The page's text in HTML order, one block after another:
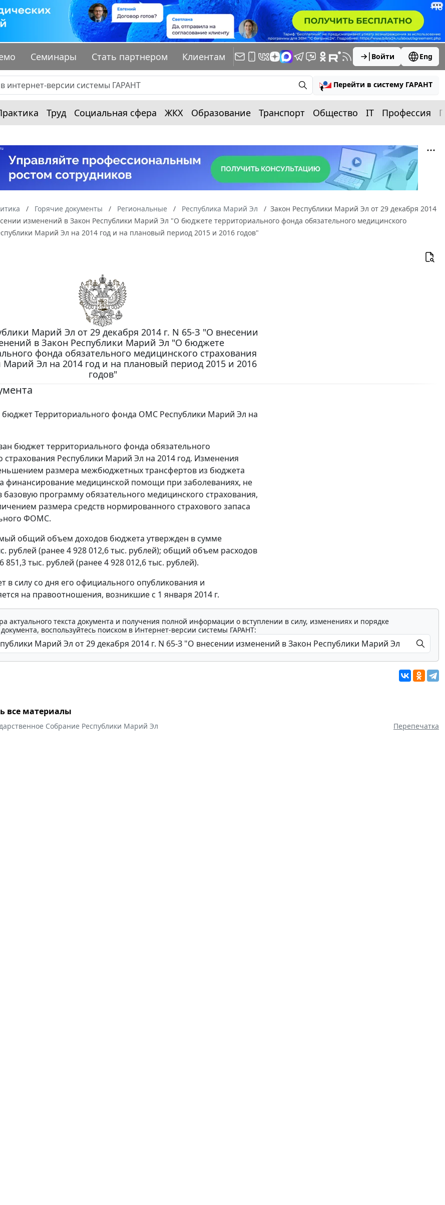
Семинары Стать партнером Клиентам Войти Eng
Перейти в систему ГАРАНТ
Труд Социальная сфера ЖКХ Образование Транспорт Общество IT Профессия
Горячие документы Региональные Республика Марий Эл
Закон Республики Марий Эл от 29 декабря 2014
изменений в Закон Республики Марий Эл "О бюджете территориального фонда обязательного медицинского
Марий Эл на 2014 год и на плановый период 2015 и 2016 годов"
Марий Эл от 29 декабря 2014 г. N 65-З "О внесении
в Закон Республики Марий Эл "О бюджете
фонда обязательного медицинского страхования
Марий Эл на 2014 год и на плановый период 2015 и 2016
годов"
Территориального фонда ОМС Республики Марий Эл на
бюджет территориального фонда обязательного
страхования Республики Марий Эл на 2014 год. Изменения
размера межбюджетных трансфертов из бюджета
финансирование медицинской помощи при заболеваниях, не
программу обязательного медицинского страхования,
размера средств нормированного страхового запаса
ФОМС.
общий объем доходов бюджета утвержден в сумме
рублей (ранее 4 928 012,6 тыс. рублей); общий объем расходов
851,3 тыс. рублей (ранее 4 928 012,6 тыс. рублей).
в силу со дня его официального опубликования и
на правоотношения, возникшие с 1 января 2014 г.
актуального текста документа и получения полной информации о вступлении в силу, изменениях и порядке
воспользуйтесь поиском в Интернет-версии системы ГАРАНТ:
все материалы
Собрание Республики Марий Эл Перепечатка